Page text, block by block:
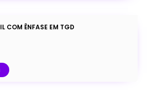
COM ÊNFASE EM TGD